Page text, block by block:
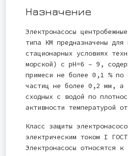
Назначение
Электронасосы
типа КМ предназначены для
стационарных условиях
морской) с рН=6 – 9,
примеси не более 0,1 % по
частиц не более 0,2 мм, а
сходных с водой по
активности температурой
Класс защиты
электрическим током I
Электронасосы относятся